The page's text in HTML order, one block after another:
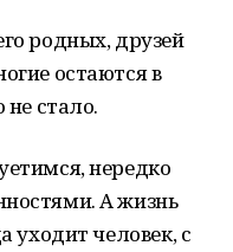
родных, друзей
остаются в
не стало.
нередко
А жизнь
уходит человек, с